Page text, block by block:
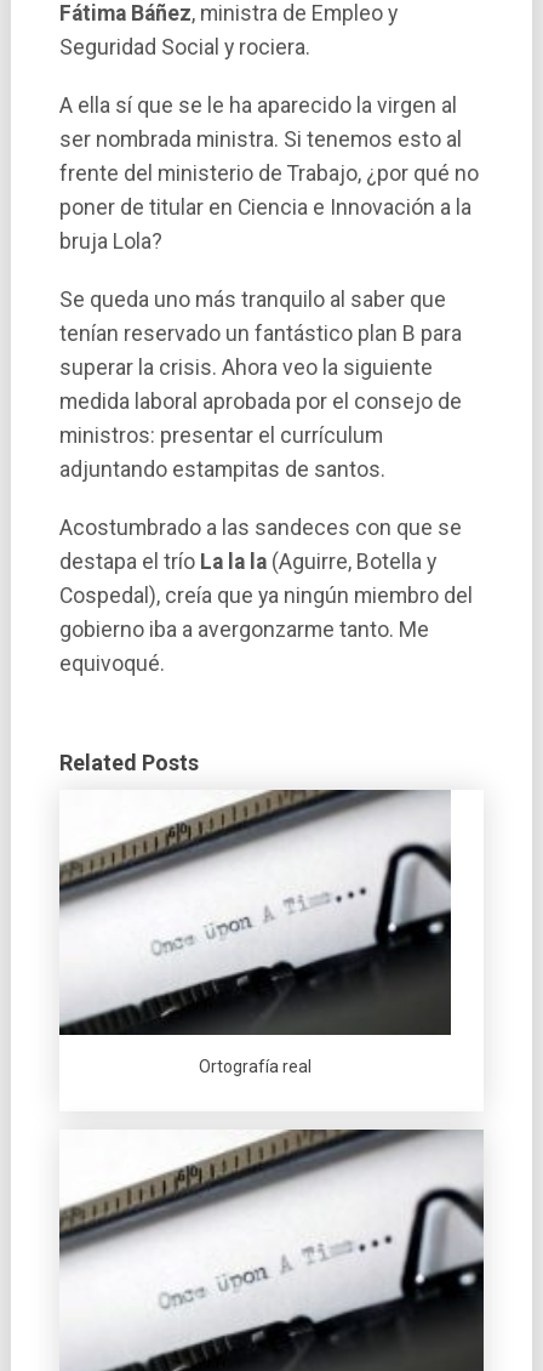
Fátima Báñez, ministra de Empleo y
Seguridad Social y rociera.
A ella sí­ que se le ha aparecido la virgen al
ser nombrada ministra. Si tenemos esto al
frente del ministerio de Trabajo, ¿por qué no
poner de titular en Ciencia e Innovación a la
bruja Lola?
Se queda uno más tranquilo al saber que
tení­an reservado un fantástico plan B para
superar la crisis. Ahora veo la siguiente
medida laboral aprobada por el consejo de
ministros: presentar el currí­culum
adjuntando estampitas de santos.
Acostumbrado a las sandeces con que se
destapa el trí­o La la la(Aguirre, Botella y
Cospedal), creí­a que ya ningún miembro del
gobierno iba a avergonzarme tanto. Me
equivoqué.
Related Posts
Ortografí­a real